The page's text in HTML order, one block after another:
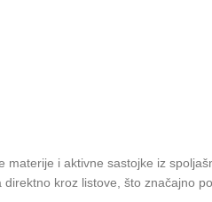
materije i aktivne sastojke iz
kroz listove, što značajno